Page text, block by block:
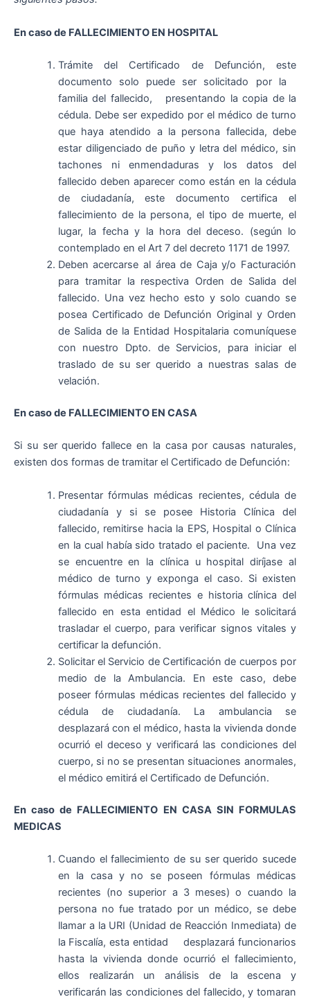
En caso de FALLECIMIENTO EN HOSPITAL
Trámite del Certificado de Defunción, este
documento solo puede ser solicitado por la
familia del fallecido, presentando la copia de la
cédula. Debe ser expedido por el médico de turno
que haya atendido a la persona fallecida, debe
estar diligenciado de puño y letra del médico, sin
tachones ni enmendaduras y los datos del
fallecido deben aparecer como están en la cédula
de ciudadanía, este documento certifica el
fallecimiento de la persona, el tipo de muerte, el
lugar, la fecha y la hora del deceso. (según lo
contemplado en el Art 7 del decreto 1171 de 1997.
Deben acercarse al área de Caja y/o Facturación
para tramitar la respectiva Orden de Salida del
fallecido. Una vez hecho esto y solo cuando se
posea Certificado de Defunción Original y Orden
de Salida de la Entidad Hospitalaria comuníquese
con nuestro Dpto. de Servicios, para iniciar el
traslado de su ser querido a nuestras salas de
velación.
En caso de FALLECIMIENTO EN CASA
Si su ser querido fallece en la casa por causas naturales,
existen dos formas de tramitar el Certificado de Defunción:
Presentar fórmulas médicas recientes, cédula de
ciudadanía y si se posee Historia Clínica del
fallecido, remitirse hacia la EPS, Hospital o Clínica
en la cual había sido tratado el paciente. Una vez
se encuentre en la clínica u hospital diríjase al
médico de turno y exponga el caso. Si existen
fórmulas médicas recientes e historia clínica del
fallecido en esta entidad el Médico le solicitará
trasladar el cuerpo, para verificar signos vitales y
certificar la defunción.
Solicitar el Servicio de Certificación de cuerpos por
medio de la Ambulancia. En este caso, debe
poseer fórmulas médicas recientes del fallecido y
cédula de ciudadanía. La ambulancia se
desplazará con el médico, hasta la vivienda donde
ocurrió el deceso y verificará las condiciones del
cuerpo, si no se presentan situaciones anormales,
el médico emitirá el Certificado de Defunción.
En caso de FALLECIMIENTO EN CASA SIN FORMULAS
MEDICAS
Cuando el fallecimiento de su ser querido sucede
en la casa y no se poseen fórmulas médicas
recientes (no superior a 3 meses) o cuando la
persona no fue tratado por un médico, se debe
llamar a la URI (Unidad de Reacción Inmediata) de
la Fiscalía, esta entidad desplazará funcionarios
hasta la vivienda donde ocurrió el fallecimiento,
ellos realizarán un análisis de la escena y
verificarán las condiciones del fallecido, y tomaran